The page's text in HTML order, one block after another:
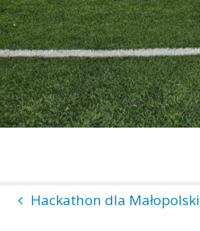
Hackathon dla Małopolski